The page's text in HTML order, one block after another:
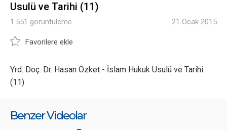
Usulü ve Tarihi (11)
1.551 görüntüleme 21 Ocak 2015
Favorilere ekle
Yrd. Doç. Dr. Hasan Özket - İslam Hukuk Usulü ve Tarihi
(11)
Benzer Videolar